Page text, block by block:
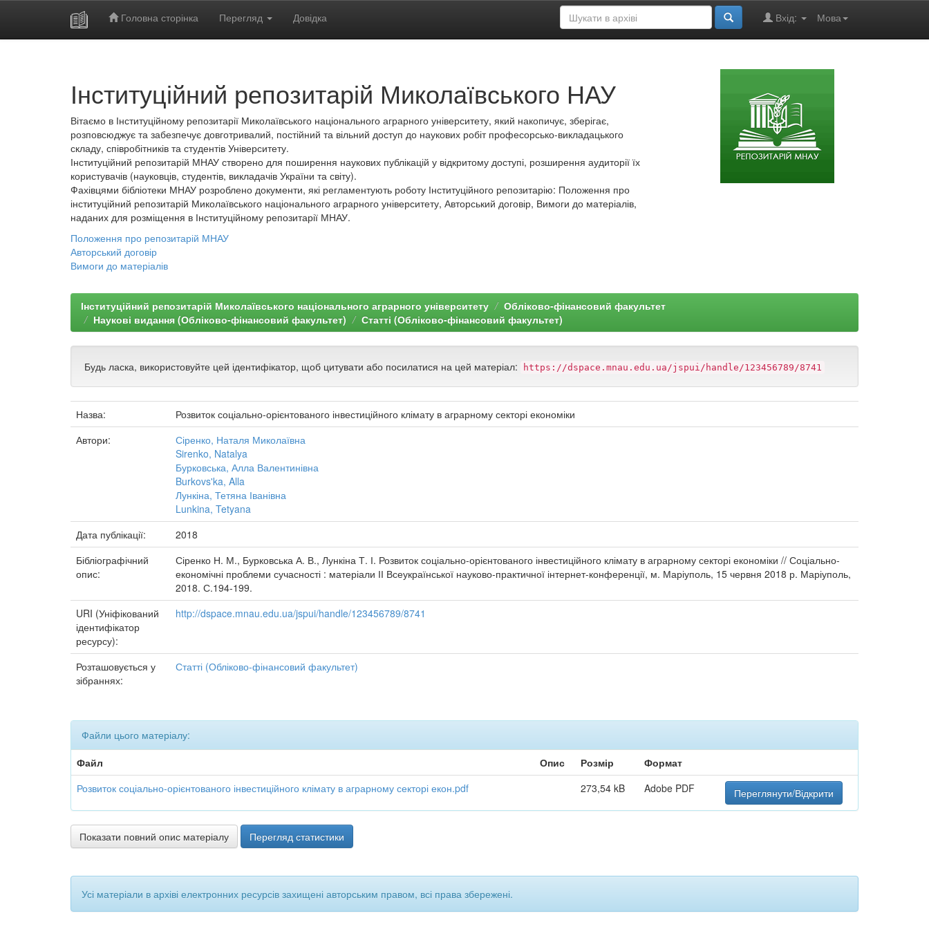
Головна сторінка Перегляд Довідка Мова
Вхід:
Інституційний репозитарій Миколаївського НАУ
Вітаємо в Інституційному репозитарії Миколаївського національного аграрного університету, який накопичує, зберігає,
розповсюджує та забезпечує довготривалий, постійний та вільний доступ до наукових робіт професорсько-викладацького
складу, співробітників та студентів Університету.
Інституційний репозитарій МНАУ створено для поширення наукових публікацій у відкритому доступі, розширення аудиторії їх
користувачів (науковців, студентів, викладачів України та світу).
Фахівцями бібліотеки МНАУ розроблено документи, які регламентують роботу Інституційного репозитарію: Положення про
інституційний репозитарій Миколаївського національного аграрного університету, Авторський договір, Вимоги до матеріалів,
наданих для розміщення в Інституційному репозитарії МНАУ.
Положення про репозитарій МНАУ
Авторський договір
Вимоги до матеріалів
Інституційний репозитарій Миколаївського національного аграрного університету
Обліково-фінансовий факультет
Наукові видання (Обліково-фінансовий факультет)
Статті (Обліково-фінансовий факультет)
Будь ласка, використовуйте цей ідентифікатор, щоб цитувати або посилатися на цей матеріал: https://dspace.mnau.edu.ua/jspui/handle/123456789/8741
Назва:
Розвиток соціально-орієнтованого інвестиційного клімату в аграрному секторі економіки
Автори:
Сіренко, Наталя Миколаївна
Sirenko, Natalya
Бурковська, Алла Валентинівна
Burkovs'ka, Alla
Лункіна, Тетяна Іванівна
Lunkina, Tetyana
Дата публікації:
2018
Бібліографічний
опис:
Сіренко Н. М., Бурковська А. В., Лункіна Т. І. Розвиток соціально-орієнтованого інвестиційного клімату в аграрному секторі економіки // Соціально-
економічні проблеми сучасності : матеріали ІІ Всеукраїнської науково-практичної інтернет-конференції, м. Маріуполь, 15 червня 2018 р. Маріуполь,
2018. С.194-199.
URI (Уніфікований
ідентифікатор
ресурсу):
http://dspace.mnau.edu.ua/jspui/handle/123456789/8741
Розташовується у
зібраннях:
Статті (Обліково-фінансовий факультет)
Файли цього матеріалу:
Файл
Опис Розмір
Формат
Розвиток соціально-орієнтованого інвестиційного клімату в аграрному секторі екон.pdf
273,54 kB Adobe PDF Переглянути/Відкрити
Показати повний опис матеріалу Перегляд статистики
Усі матеріали в архіві електронних ресурсів захищені авторським правом, всі права збережені.